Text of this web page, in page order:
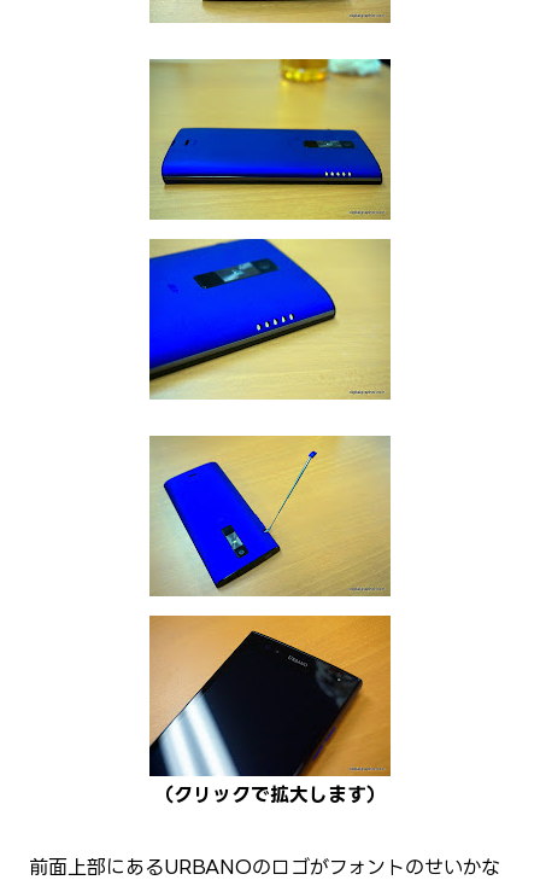
（クリックで拡大します）
前面上部にあるURBANOのロゴがフォントのせいかな